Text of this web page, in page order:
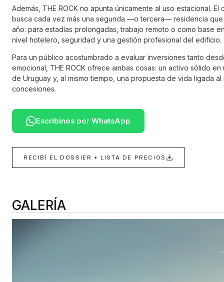
Además, THE ROCK no apunta únicamente al uso estacional.
busca cada vez más una segunda —o tercera— residencia
año: para estadías prolongadas, trabajo remoto o como base
nivel hotelero, seguridad y una gestión profesional del edificio.
Para un público acostumbrado a evaluar inversiones tanto
emocional, THE ROCK ofrece ambas cosas: un activo sólido
de Uruguay y, al mismo tiempo, una propuesta de vida ligada
concesiones.
Escribinos por WhatsApp
RECIBÍ EL DOSSIER + LISTA DE PRECIOS
GALERÍA